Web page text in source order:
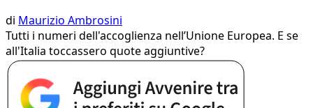
di Maurizio Ambrosini
Tutti i numeri dell'accoglienza nell’Unione Europea. E se
all'Italia toccassero quote aggiuntive?